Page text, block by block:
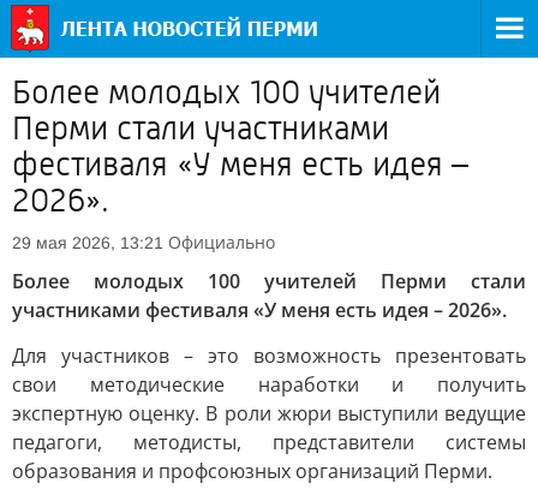
Более молодых 100 учителей
Перми стали участниками
фестиваля «У меня есть идея –
2026».
29 мая 2026, 13:21 Официально
Более молодых 100 учителей Перми стали
участниками фестиваля «У меня есть идея – 2026».
Для участников – это возможность презентовать
свои методические наработки и получить
экспертную оценку. В роли жюри выступили ведущие
педагоги, методисты, представители системы
образования и профсоюзных организаций Перми.